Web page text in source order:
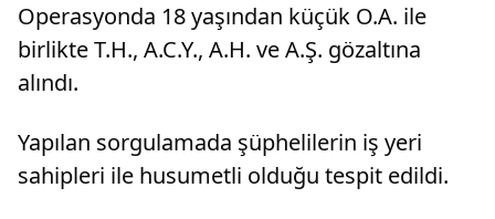
Operasyonda 18 yaşından küçük O.A. ile
birlikte T.H., A.C.Y., A.H. ve A.Ş. gözaltına
alındı.
Yapılan sorgulamada şüphelilerin iş yeri
sahipleri ile husumetli olduğu tespit edildi.